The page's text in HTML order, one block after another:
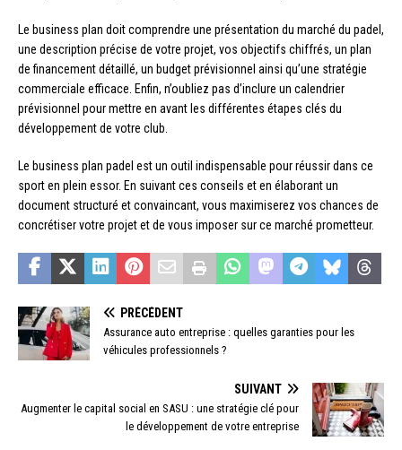
Le business plan doit comprendre une présentation du marché du padel,
une description précise de votre projet, vos objectifs chiffrés, un plan
de financement détaillé, un budget prévisionnel ainsi qu’une stratégie
commerciale efficace. Enfin, n’oubliez pas d’inclure un calendrier
prévisionnel pour mettre en avant les différentes étapes clés du
développement de votre club.
Le business plan padel est un outil indispensable pour réussir dans ce
sport en plein essor. En suivant ces conseils et en élaborant un
document structuré et convaincant, vous maximiserez vos chances de
concrétiser votre projet et de vous imposer sur ce marché prometteur.
PRÉCÉDENT
Assurance auto entreprise : quelles garanties pour les
véhicules professionnels ?
SUIVANT
Augmenter le capital social en SASU : une stratégie clé pour
le développement de votre entreprise